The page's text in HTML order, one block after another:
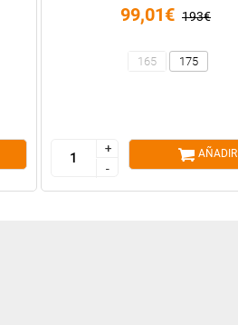
99,01€ 193€
165 175
+
-
+
-
AÑADIR